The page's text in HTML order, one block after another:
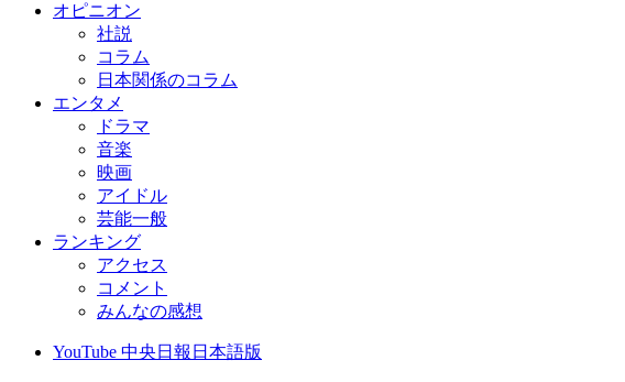
オピニオン
社説
コラム
日本関係のコラム
エンタメ
ドラマ
音楽
映画
アイドル
芸能一般
ランキング
アクセス
コメント
みんなの感想
YouTube 中央日報日本語版